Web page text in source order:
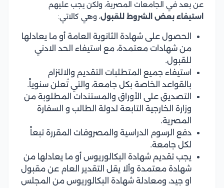
عن بعد في الجامعات المصرية، ولكن يجب عليهم
استيفاء بعض الشروط للقبول، وهي كالاتي:
الحصول على شهادة الثانوية العامة أو ما يعادلها
من شهادات معتمدة، مع استيفاء الحد الادني
للقبول.
استيفاء جميع المتطلبات التقديم والالتزام
بالقواعد الخاصة بكل جامعة، والتي تُعلن سنوياً.
التصديق على الأوراق والمستندات المطلوبة من
وزارة الخارجية التابعة لدولة الطالب و السفارة
المصرية.
دفع الرسوم الدراسية والمصروفات المقررة تبعاً
لكل جامعة.
يجب تقديم شهادة البكالوريوس أو ما يعادلها من
شهادة معتمدة وألا يقل التقدير العام عن مقبول
او جيد، ومعادلة شهادة البكالوريوس من المجلس